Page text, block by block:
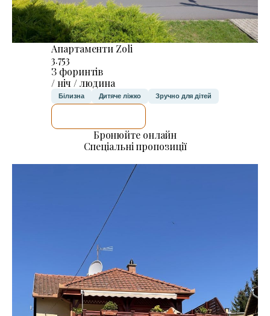
Апартаменти Zoli
3.753
З форинтів
/ ніч / людина
Білизна Дитяче ліжко Зручно для дітей
Бронюйте онлайн
Спеціальні пропозиції